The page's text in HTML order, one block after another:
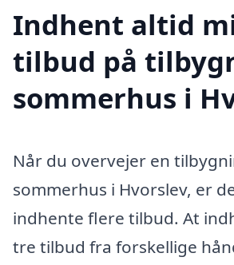
Indhent altid
tilbud på
sommerhus i
Når du overvejer en
sommerhus i Hvorslev, er
indhente flere tilbud. At
tre tilbud fra forskellige